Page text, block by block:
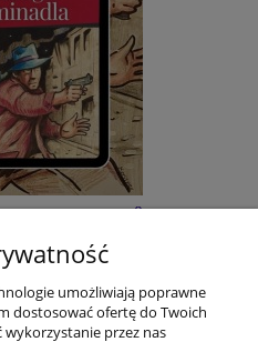
i Zakōn Ôstatnigo
- M. Melon
zł
umożliwiają poprawne
dostosować ofertę do Twoich
przez nas